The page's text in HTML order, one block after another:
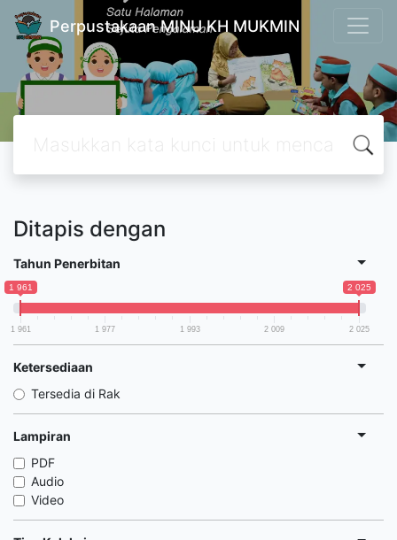
Perpustakaan MINU KH MUKMIN
Ditapis dengan
Tahun Penerbitan
1 961 2 025
1 961 1 977 1 993 2 009 2 025
Ketersediaan
Tersedia di Rak
Lampiran
PDF
Audio
Video